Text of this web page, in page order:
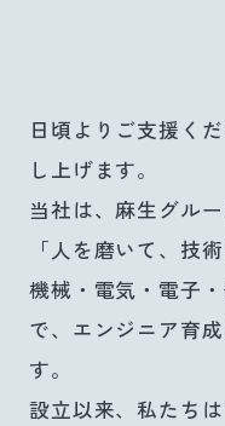
日頃よりご支援く
し上げます。
当社は、麻生グル
「人を磨いて、技
機械・電気・電子
で、エンジニア育
す。
設立以来、私たち